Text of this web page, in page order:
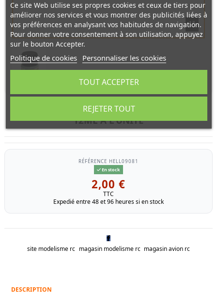
HELLER 09081 JAUNE PALE MAT ACRYLIQUE
12ML A L'UNITÉ
RÉFÉRENCE HELL09081
En stock
2,00 €
TTC
Expedié entre 48 et 96 heures si en stock
site modelisme rc magasin modelisme rc magasin avion rc
DESCRIPTION
Ce site Web utilise ses propres cookies et ceux de tiers pour
améliorer nos services et vous montrer des publicités liées à
vos préférences en analysant vos habitudes de navigation.
Pour donner votre consentement à son utilisation, appuyez
sur le bouton Accepter.
Politique de cookies Personnaliser les cookies
REJETER TOUT
TOUT ACCEPTER